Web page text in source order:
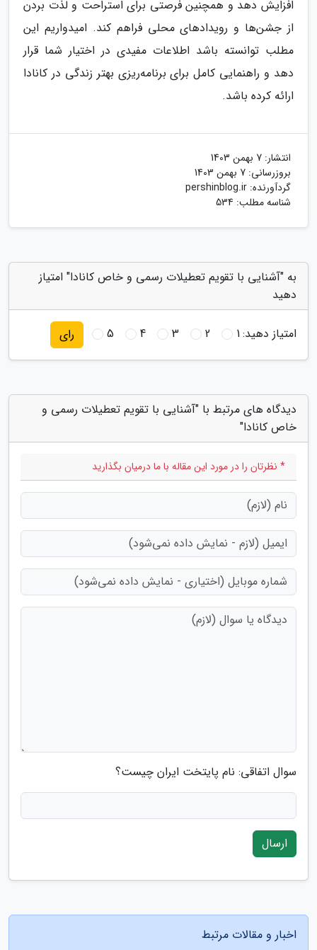
افزایش دهد و همچنین فرصتی برای استراحت و لذت بردن
از جشن‌ها و رویدادهای محلی فراهم کند. امیدواریم این
مطلب توانسته باشد اطلاعات مفیدی در اختیار شما قرار
دهد و راهنمایی کامل برای برنامه‌ریزی بهتر زندگی در کانادا
ارائه کرده باشد.
انتشار: 7 بهمن 1403
بروزرسانی: 7 بهمن 1403
گردآورنده: pershinblog.ir
شناسه مطلب: 534
به "آشنایی با تقویم تعطیلات رسمی و خاص کانادا" امتیاز
دهید
امتیاز دهید:1
2
3
4
5 رای
دیدگاه های مرتبط با "آشنایی با تقویم تعطیلات رسمی و
خاص کانادا"
* نظرتان را در مورد این مقاله با ما درمیان بگذارید
سوال اتفاقی: نام پایتخت ایران چیست؟
ارسال
اخبار و مقالات مرتبط